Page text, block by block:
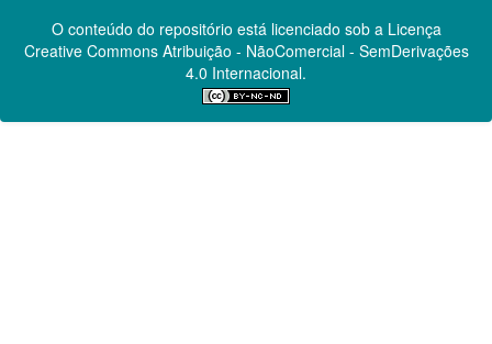
O conteúdo do repositório está licenciado sob a Licença
Creative CommonsAtribuição - NãoComercial - SemDerivações
4.0 Internacional.